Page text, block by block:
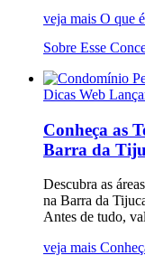
veja mais O que
Sobre Esse
Dicas Web
Conheça as
Barra da
Descubra as
na Barra da
Antes de tudo,
veja mais